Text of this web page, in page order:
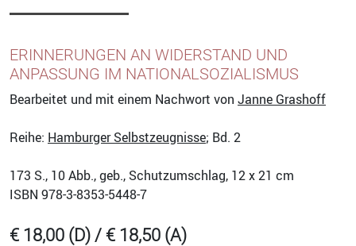
ERINNERUNGEN AN WIDERSTAND UND
ANPASSUNG IM NATIONALSOZIALISMUS
Bearbeitet und mit einem Nachwort von Janne Grashoff
Reihe: Hamburger Selbstzeugnisse; Bd. 2
173 S., 10 Abb., geb., Schutzumschlag, 12 x 21 cm
ISBN 978-3-8353-5448-7
€ 18,00 (D) / € 18,50 (A)